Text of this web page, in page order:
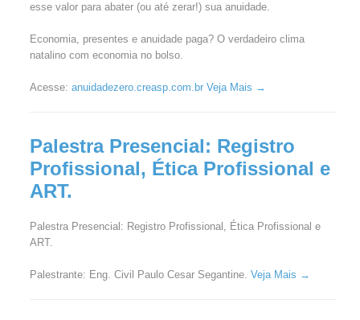
esse valor para abater (ou até zerar!) sua anuidade.
Economia, presentes e anuidade paga? O verdadeiro clima
natalino com economia no bolso.
Acesse: anuidadezero.creasp.com.br Veja Mais →
Palestra Presencial: Registro
Profissional, Ética Profissional e
ART.
Palestra Presencial: Registro Profissional, Ética Profissional e
ART.
Palestrante: Eng. Civil Paulo Cesar Segantine. Veja Mais →